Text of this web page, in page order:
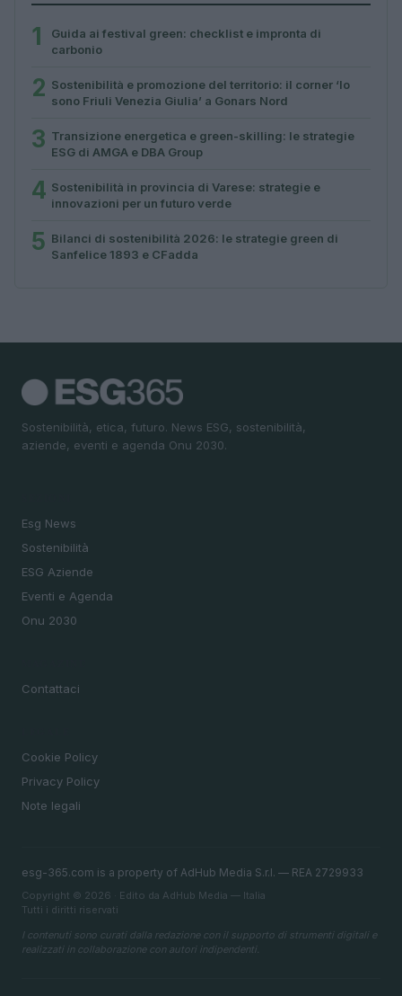
1
Guida ai festival green: checklist e impronta di
carbonio
2 Sostenibilità e promozione del territorio: il corner ‘Io
sono Friuli Venezia Giulia’ a Gonars Nord
3 Transizione energetica e green-skilling: le strategie
ESG di AMGA e DBA Group
4 Sostenibilità in provincia di Varese: strategie e
innovazioni per un futuro verde
5 Bilanci di sostenibilità 2026: le strategie green di
Sanfelice 1893 e CFadda
Sostenibilità, etica, futuro. News ESG, sostenibilità,
aziende, eventi e agenda Onu 2030.
Esg News
Sostenibilità
ESG Aziende
Eventi e Agenda
Onu 2030
Contattaci
Cookie Policy
Privacy Policy
Note legali
esg-365.com is a property of AdHub Media S.r.l. — REA 2729933
Copyright © 2026 · Edito da AdHub Media — Italia
Tutti i diritti riservati
I contenuti sono curati dalla redazione con il supporto di strumenti digitali e
realizzati in collaborazione con autori indipendenti.